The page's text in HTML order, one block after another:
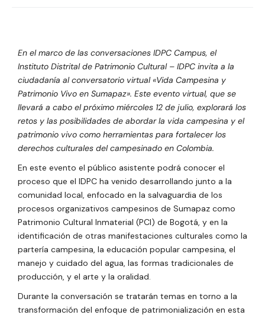
En el marco de las conversaciones IDPC Campus, el
Instituto Distrital de Patrimonio Cultural – IDPC invita a la
ciudadanía al conversatorio virtual «Vida Campesina y
Patrimonio Vivo en Sumapaz». Este evento virtual, que se
llevará a cabo el próximo miércoles 12 de julio, explorará los
retos y las posibilidades de abordar la vida campesina y el
patrimonio vivo como herramientas para fortalecer los
derechos culturales del campesinado en Colombia.
En este evento el público asistente podrá conocer el
proceso que el IDPC ha venido desarrollando junto a la
comunidad local, enfocado en la salvaguardia de los
procesos organizativos campesinos de Sumapaz como
Patrimonio Cultural Inmaterial (PCI) de Bogotá, y en la
identificación de otras manifestaciones culturales como la
partería campesina, la educación popular campesina, el
manejo y cuidado del agua, las formas tradicionales de
producción, y el arte y la oralidad.
Durante la conversación se tratarán temas en torno a la
transformación del enfoque de patrimonialización en esta